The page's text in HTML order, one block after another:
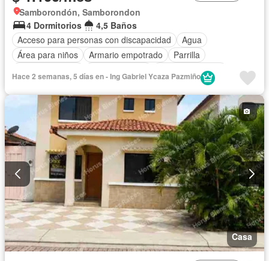
Samborondón, Samborondon
4 Dormitorios
4,5 Baños
Acceso para personas con discapacidad
Agua
Área para niños
Armario empotrado
Parrilla
Cocina equipada
Estacionamiento
Gimnasio
Garita de guardianía Internet Jardín
Patio
Piscina
Seguridad Wifi Solo familias Sin amoblar
Hace 2 semanas, 5 días en - Ing Gabriel Ycaza Pazmiño
Casa